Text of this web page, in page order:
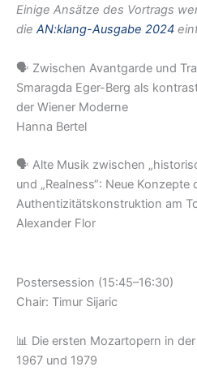
Einige Ansätze des Vortrags
die AN:klang-Ausgabe 2024
🗣️ Zwischen Avantgarde und
Smaragda Eger-Berg als
der Wiener Moderne
Hanna Bertel
🗣️ Alte Musik zwischen
und „Realness“: Neue Konzepte
Authentizitätskonstruktion am
Alexander Flor
Postersession (15:45–16:30)
Chair: Timur Sijaric
📊 Die ersten Mozartopern in
1967 und 1979